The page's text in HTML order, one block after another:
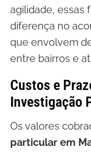
agilidade, essas
diferença no
que envolvem
entre bairros e
Custos e
Investigação
Os valores
particular em